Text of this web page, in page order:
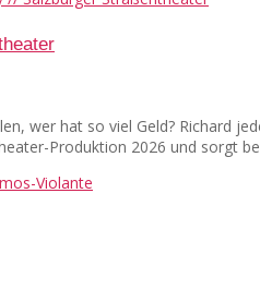
wer hat so viel Geld? Richard
Produktion 2026 und sorgt